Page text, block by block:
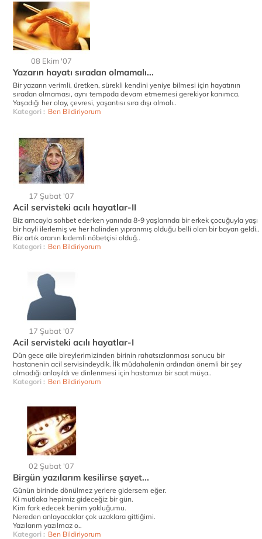
08 Ekim '07
Yazarın hayatı sıradan olmamalı...
Bir yazarın verimli, üretken, sürekli kendini yeniye bilmesi için hayatının
sıradan olmaması, aynı tempoda devam etmemesi gerekiyor kanımca.
Yaşadığı her olay, çevresi, yaşantısı sıra dışı olmalı..
Kategori : Ben Bildiriyorum
17 Şubat '07
Acil servisteki acılı hayatlar-II
Biz amcayla sohbet ederken yanında 8-9 yaşlarında bir erkek çocuğuyla yaşı
bir hayli ilerlemiş ve her halinden yıpranmış olduğu belli olan bir bayan geldi..
Biz artık oranın kıdemli nöbetçisi olduğ..
Kategori : Ben Bildiriyorum
17 Şubat '07
Acil servisteki acılı hayatlar-I
Dün gece aile bireylerimizinden birinin rahatsızlanması sonucu bir
hastanenin acil servisindeydik. İlk müdahalenin ardından önemli bir şey
olmadığı anlaşıldı ve dinlenmesi için hastamızı bir saat müşa..
Kategori : Ben Bildiriyorum
02 Şubat '07
Birgün yazılarım kesilirse şayet...
Günün birinde dönülmez yerlere gidersem eğer.
Ki mutlaka hepimiz gideceğiz bir gün.
Kim fark edecek benim yokluğumu.
Nereden anlayacaklar çok uzaklara gittiğimi.
Yazılarım yazılmaz o..
Kategori : Ben Bildiriyorum